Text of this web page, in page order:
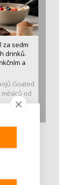
za sedm
drinků.
a
Goated
od